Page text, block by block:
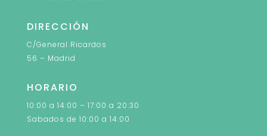
DIRECCIÓN
C/General Ricardos
56 – Madrid
HORARIO
10:00 a 14:00 – 17:00 a 20:30
Sabados de 10:00 a 14:00